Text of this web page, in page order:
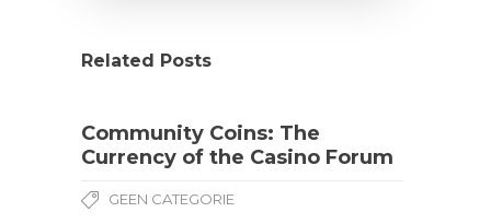
Related Posts
Community Coins: The
Currency of the Casino Forum
GEEN CATEGORIE